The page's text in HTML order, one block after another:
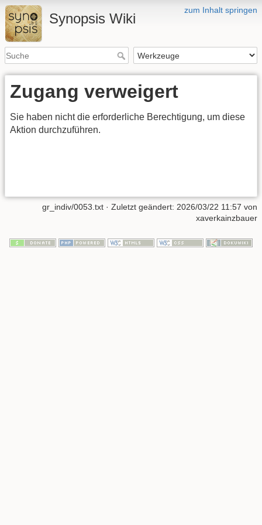
zum Inhalt springen
Synopsis Wiki
Zugang verweigert
Sie haben nicht die erforderliche Berechtigung, um diese
Aktion durchzuführen.
gr_indiv/0053.txt · Zuletzt geändert: 2026/03/22 11:57 von
xaverkainzbauer